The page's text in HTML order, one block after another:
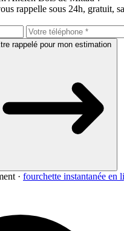
rappelle sous 24h, gratuit,
rappelé pour mon estimation
· fourchette instantanée en